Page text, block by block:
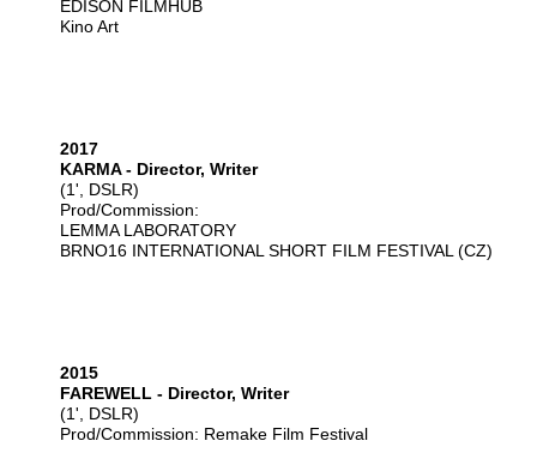
EDISON FILMHUB
Kino Art
2017
KARMA - Director, Writer
(1', DSLR)
Prod/Commission:
LEMMA LABORATORY
BRNO16 INTERNATIONAL SHORT FILM FESTIVAL (CZ)
2015
FAREWELL - Director, Writer
(1', DSLR)
Prod/Commission: Remake Film Festival